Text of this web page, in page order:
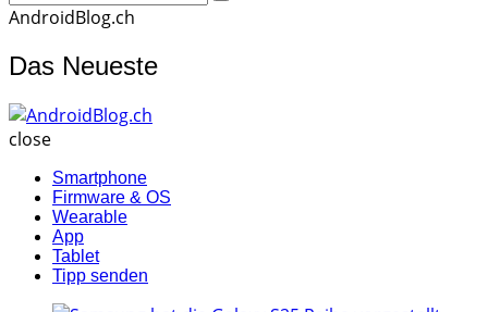
für
Suche
AndroidBlog.ch
Das Neueste
close
Smartphone
Firmware & OS
Wearable
App
Tablet
Tipp senden